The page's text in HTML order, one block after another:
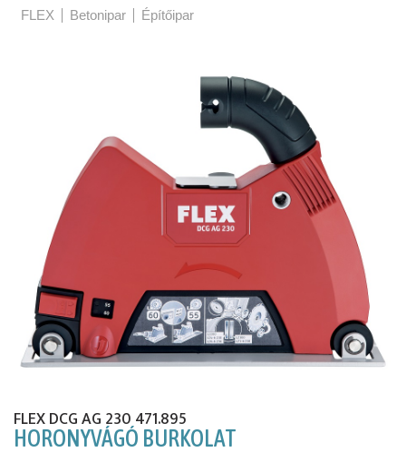
FLEX Betonipar Építőipar
Előző
FLEX DCG AG 230 471.895
HORONYVÁGÓ BURKOLAT